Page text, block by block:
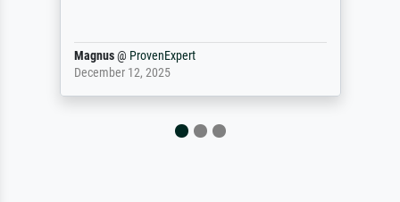
Dr.@ProvenExpert
February 3, 2026